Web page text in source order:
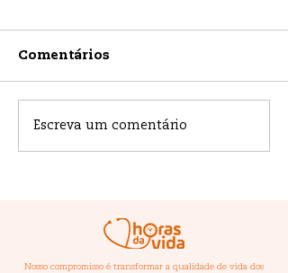
Você sabia que a
vitamina B6 pode
Comentários
Escreva um comentário
Nosso compromisso é transformar a qualidade de vida dos